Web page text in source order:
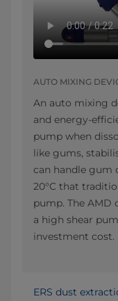
AUTO MIXING
An auto mixing
and energy-
pump when
like gums,
can handle gum
20°C that
pump. The AMD
a high shear
investment cost.
ERS dust